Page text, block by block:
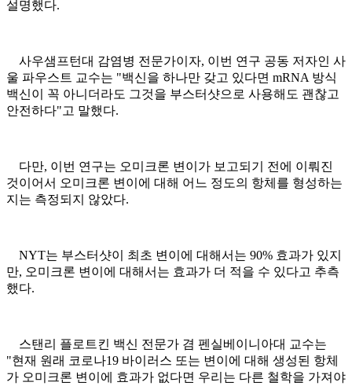
설명했다.
사우샘프턴대 감염병 전문가이자, 이번 연구 공동 저자인 사
울 파우스트 교수는 "백신을 하나만 갖고 있다면 mRNA 방식
백신이 꼭 아니더라도 그것을 부스터샷으로 사용해도 괜찮고
안전하다"고 말했다.
다만, 이번 연구는 오미크론 변이가 보고되기 전에 이뤄진
것이어서 오미크론 변이에 대해 어느 정도의 항체를 형성하는
지는 측정되지 않았다.
NYT는 부스터샷이 최초 변이에 대해서는 90% 효과가 있지
만, 오미크론 변이에 대해서는 효과가 더 적을 수 있다고 추측
했다.
스탠리 플로트킨 백신 전문가 겸 펜실베이니아대 교수는
"현재 원래 코로나19 바이러스 또는 변이에 대해 생성된 항체
가 오미크론 변이에 효과가 없다면 우리는 다른 철학을 가져야